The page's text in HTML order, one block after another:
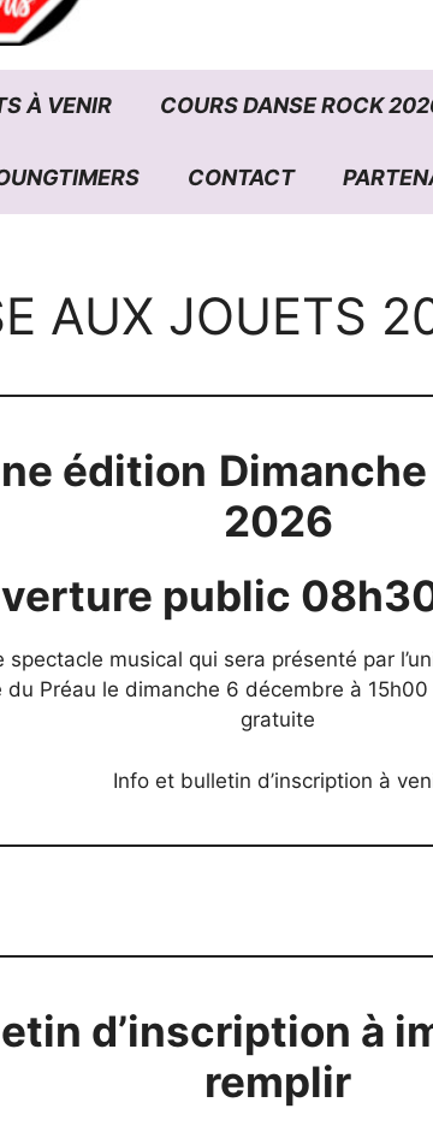
À VENIR COURS DANSE ROCK
CONTACT
AUX JOUETS
édition
2026
public
spectacle musical qui sera présenté par
du Préau le dimanche 6 décembre à
gratuite
Info et bulletin d’inscription à
d’inscription à
remplir